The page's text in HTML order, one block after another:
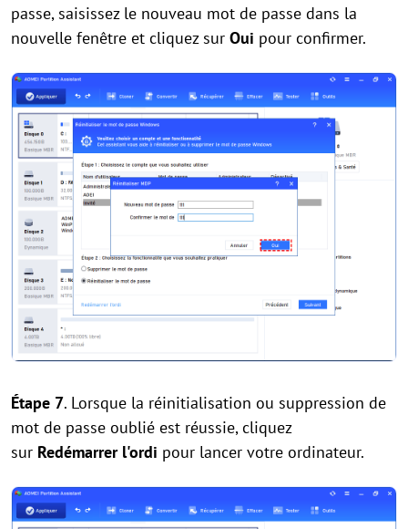
passe, saisissez le nouveau mot de passe dans la
nouvelle fenêtre et cliquez sur Oui pour confirmer.
Étape 7. Lorsque la réinitialisation ou suppression de
mot de passe oublié est réussie, cliquez
sur Redémarrer l'ordi pour lancer votre ordinateur.